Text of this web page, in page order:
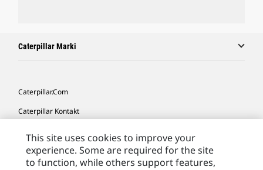
Caterpillar Marki
Caterpillar.com
Caterpillar Kontakt
Moje Preferencje Marketingowe
This site uses cookies to improve your
experience. Some are required for the site
to function, while others support features,